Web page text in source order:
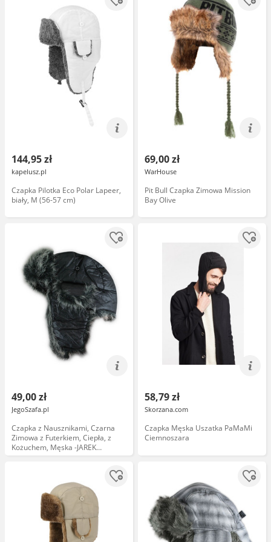
144,95 zł
kapelusz.pl
Czapka Pilotka Eco Polar Lapeer,
biały, M (56-57 cm)
69,00 zł
WarHouse
Pit Bull Czapka Zimowa Mission
Bay Olive
49,00 zł
JegoSzafa.pl
Czapka z Nausznikami, Czarna
Zimowa z Futerkiem, Ciepła, z
Kożuchem, Męska -JAREK
CPAJARUSZANKAAWUP043czarna
58,79 zł
Skorzana.com
Czapka Męska Uszatka PaMaMi
Ciemnoszara